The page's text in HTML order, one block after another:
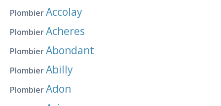
PlombierAccolay
PlombierAcheres
PlombierAbondant
PlombierAbilly
PlombierAdon